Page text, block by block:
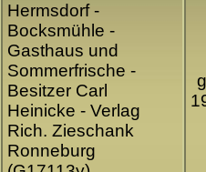
Hermsdorf -
Bocksmühle -
Gasthaus und
Sommerfrische -
Besitzer Carl
Heinicke - Verlag
Rich. Zieschank
Ronneburg